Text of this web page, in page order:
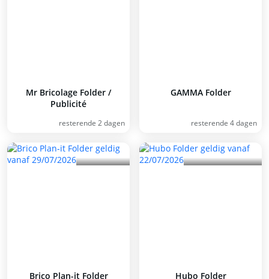
Mr Bricolage Folder /
Publicité
resterende 2 dagen
GAMMA Folder
resterende 4 dagen
Brico Plan-it Folder Hubo Folder